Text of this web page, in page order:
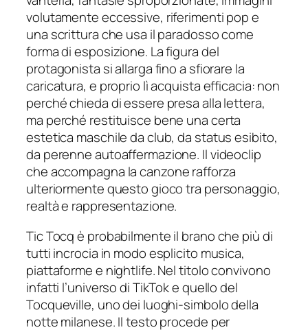
volutamente eccessive, riferimenti pop e
una scrittura che usa il paradosso come
forma di esposizione. La figura del
protagonista si allarga fino a sfiorare la
caricatura, e proprio lì acquista efficacia: non
perché chieda di essere presa alla lettera,
ma perché restituisce bene una certa
estetica maschile da club, da status esibito,
da perenne autoaffermazione. Il videoclip
che accompagna la canzone rafforza
ulteriormente questo gioco tra personaggio,
realtà e rappresentazione.
Tic Tocq è probabilmente il brano che più di
tutti incrocia in modo esplicito musica,
piattaforme e nightlife. Nel titolo convivono
infatti l’universo di TikTok e quello del
Tocqueville, uno dei luoghi-simbolo della
notte milanese. Il testo procede per